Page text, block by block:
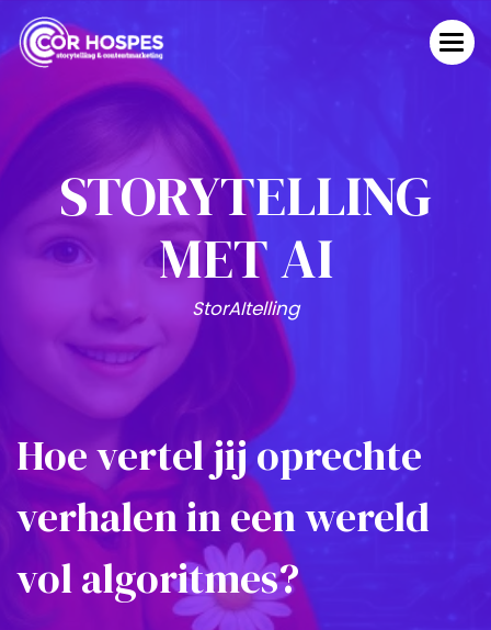
STORYTELLING
MET AI
StorAItelling
Hoe vertel jij oprechte
verhalen in een wereld
vol algoritmes?